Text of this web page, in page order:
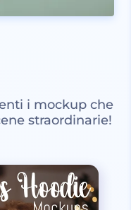
i mockup che
straordinarie!